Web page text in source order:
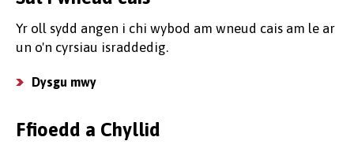
Yr oll sydd angen i chi wybod am wneud cais am le ar
un o'n cyrsiau israddedig.
Dysgu mwy
Ffioedd a Chyllid